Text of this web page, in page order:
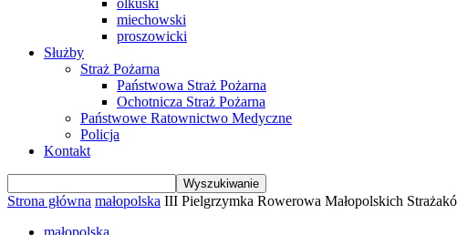
olkuski
miechowski
proszowicki
Służby
Straż Pożarna
Państwowa Straż Pożarna
Ochotnicza Straż Pożarna
Państwowe Ratownictwo Medyczne
Policja
Kontakt
Strona główna małopolska III Pielgrzymka Rowerowa Małopolskich